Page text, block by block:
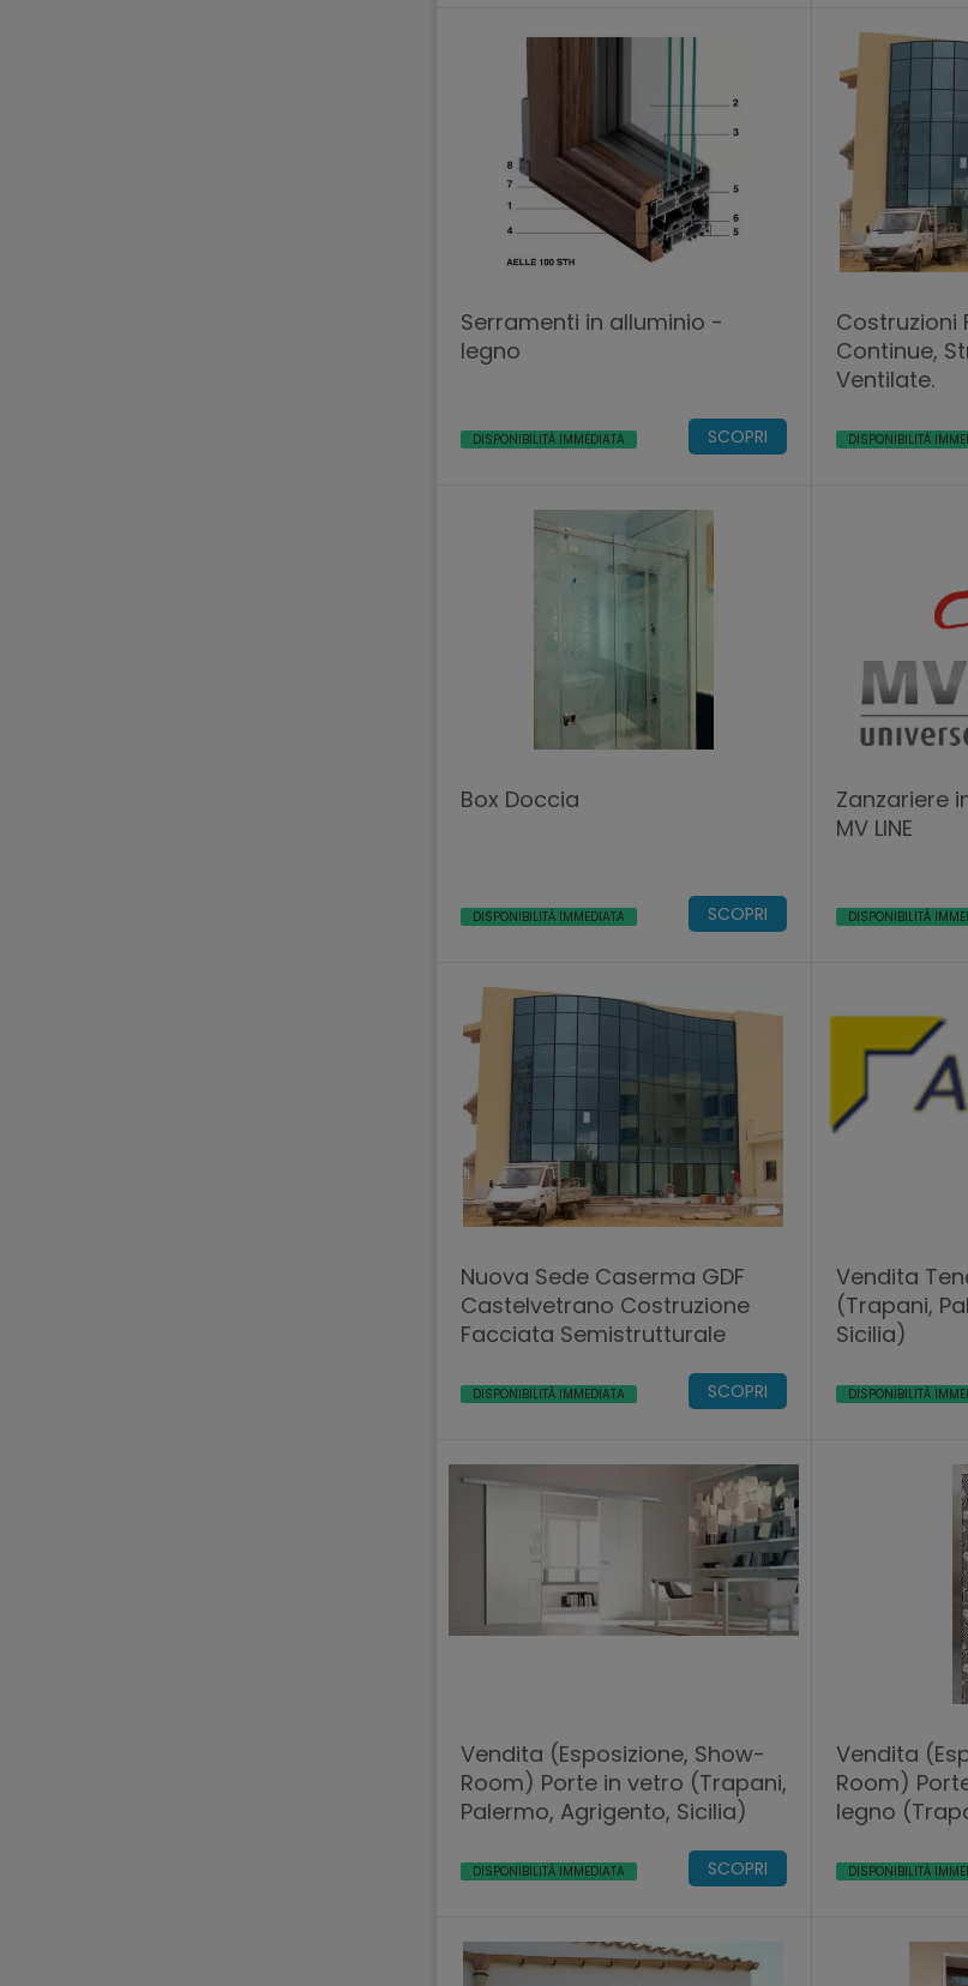
Serramenti in alluminio -
legno
DISPONIBILITÀ IMMEDIATA SCOPRI
Costruzioni
Continue,
Ventilate.
DISPONIBILITÀ
Box Doccia
DISPONIBILITÀ IMMEDIATA SCOPRI
Zanzariere
MV LINE
DISPONIBILITÀ
Nuova Sede Caserma GDF
Castelvetrano Costruzione
Facciata Semistrutturale
DISPONIBILITÀ IMMEDIATA SCOPRI
Vendita
(Trapani,
Sicilia)
DISPONIBILITÀ
Vendita (Esposizione, Show-
Room) Porte in vetro (Trapani,
Palermo, Agrigento, Sicilia)
DISPONIBILITÀ IMMEDIATA SCOPRI
Vendita
Room)
legno
DISPONIBILITÀ